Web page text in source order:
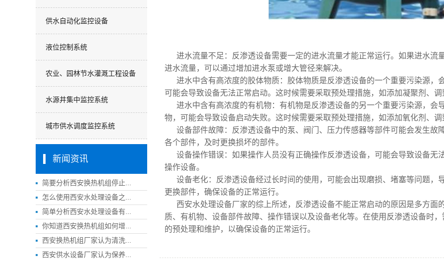
供水自动化监控设备
液位控制系统
农业、园林节水灌溉工程设备
水源井集中监控系统
城市供水调度监控系统
新闻资讯
简要分析西安换热机组停止...
怎么使用西安水处理设备之...
简单分析西安水处理设备有...
你知道西安换热机组如何增...
西安换热机组厂家认为清洗...
西安供水设备厂家认为保养...
进水流量不足：反渗透设备需要一定的进水流量才能正常运行。如果进水流
进水流量，可以通过增加进水泵或增大管径来解决。
进水中含有高浓度的胶体物质：胶体物质是反渗透设备的一个重要污染源，
可能会导致设备无法正常启动。这时候需要采取预处理措施，如添加凝聚剂、
进水中含有高浓度的有机物：有机物是反渗透设备的另一个重要污染源，会
物，可能会导致设备启动失败。这时候需要采取预处理措施，如添加氧化剂、
设备部件故障：反渗透设备中的泵、阀门、压力传感器等部件可能会发生故
各个部件，及时更换损坏的部件。
设备操作错误：如果操作人员没有正确操作反渗透设备，可能会导致设备无
操作设备。
设备老化：反渗透设备经过长时间的使用，可能会出现磨损、堵塞等问题，
更换部件，确保设备的正常运行。
西安水处理设备厂家的综上所述，反渗透设备不能正常启动的原因是多方面
质、有机物、设备部件故障、操作错误以及设备老化等。在使用反渗透设备时
的预处理和维护，以确保设备的正常运行。